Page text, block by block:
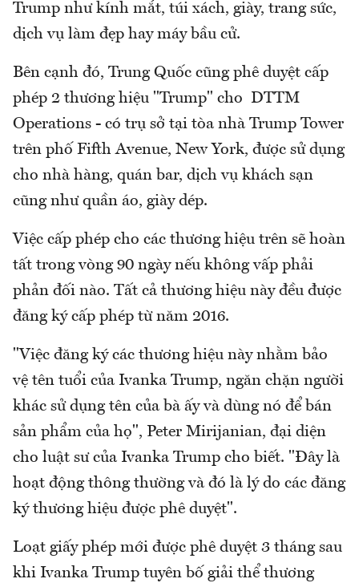
Trump như kính mắt, túi xách, giày, trang sức,
dịch vụ làm đẹp hay máy bầu cử.
Bên cạnh đó, Trung Quốc cũng phê duyệt cấp
phép 2 thương hiệu "Trump" cho DTTM
Operations - có trụ sở tại tòa nhà Trump Tower
trên phố Fifth Avenue, New York, được sử dụng
cho nhà hàng, quán bar, dịch vụ khách sạn
cũng như quần áo, giày dép.
Việc cấp phép cho các thương hiệu trên sẽ hoàn
tất trong vòng 90 ngày nếu không vấp phải
phản đối nào. Tất cả thương hiệu này đều được
đăng ký cấp phép từ năm 2016.
"Việc đăng ký các thương hiệu này nhằm bảo
vệ tên tuổi của Ivanka Trump, ngăn chặn người
khác sử dụng tên của bà ấy và dùng nó để bán
sản phẩm của họ", Peter Mirijanian, đại diện
cho luật sư của Ivanka Trump cho biết. "Đây là
hoạt động thông thường và đó là lý do các đăng
ký thương hiệu được phê duyệt".
Loạt giấy phép mới được phê duyệt 3 tháng sau
khi Ivanka Trump tuyên bố giải thể thương